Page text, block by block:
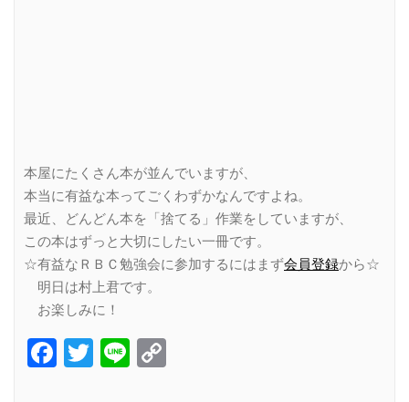
本屋にたくさん本が並んでいますが、
本当に有益な本ってごくわずかなんですよね。
最近、どんどん本を「捨てる」作業をしていますが、
この本はずっと大切にしたい一冊です。
☆有益なＲＢＣ勉強会に参加するにはまず会員登録から☆
明日は村上君です。
お楽しみに！
Facebook
Twitter
Line